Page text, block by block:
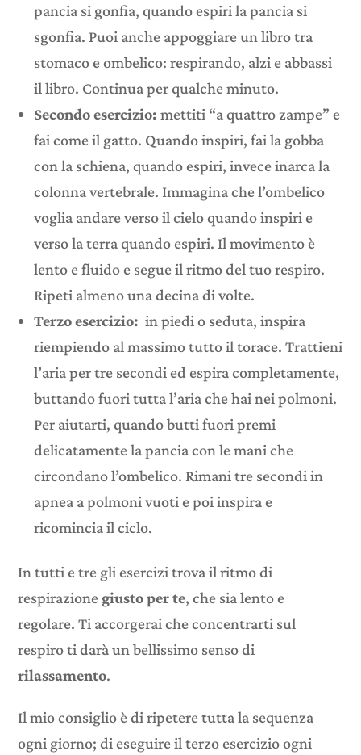
pancia si gonfia, quando espiri la pancia si
sgonfia. Puoi anche appoggiare un libro tra
stomaco e ombelico: respirando, alzi e abbassi
il libro. Continua per qualche minuto.
Secondo esercizio:mettiti “a quattro zampe” e
fai come il gatto. Quando inspiri, fai la gobba
con la schiena, quando espiri, invece inarca la
colonna vertebrale. Immagina che l’ombelico
voglia andare verso il cielo quando inspiri e
verso la terra quando espiri. Il movimento è
lento e fluido e segue il ritmo del tuo respiro.
Ripeti almeno una decina di volte.
Terzo esercizio: in piedi o seduta, inspira
riempiendo al massimo tutto il torace. Trattieni
l’aria per tre secondi ed espira completamente,
buttando fuori tutta l’aria che hai nei polmoni.
Per aiutarti, quando butti fuori premi
delicatamente la pancia con le mani che
circondano l’ombelico. Rimani tre secondi in
apnea a polmoni vuoti e poi inspira e
ricomincia il ciclo.
In tutti e tre gli esercizi trova il ritmo di
respirazione giusto per te, che sia lento e
regolare. Ti accorgerai che concentrarti sul
respiro ti darà un bellissimo senso di
rilassamento.
Il mio consiglio è di ripetere tutta la sequenza
ogni giorno; di eseguire il terzo esercizio ogni